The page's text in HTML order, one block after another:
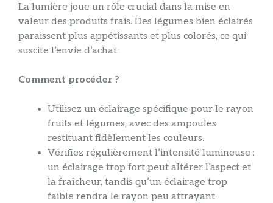
La lumière joue un rôle crucial dans la mise en
valeur des produits frais. Des légumes bien éclairés
paraissent plus appétissants et plus colorés, ce qui
suscite l’envie d’achat.
Comment procéder ?
Utilisez un éclairage spécifique pour le rayon
fruits et légumes, avec des ampoules
restituant fidèlement les couleurs.
Vérifiez régulièrement l’intensité lumineuse :
un éclairage trop fort peut altérer l’aspect et
la fraîcheur, tandis qu’un éclairage trop
faible rendra le rayon peu attrayant.